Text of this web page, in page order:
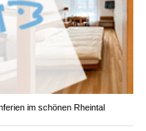
im schönen Rheintal